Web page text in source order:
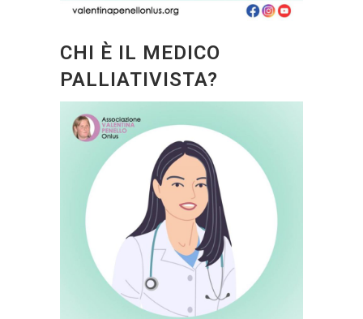
CHI È IL MEDICO
PALLIATIVISTA?